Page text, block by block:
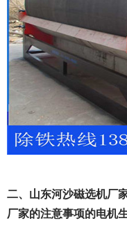
二、山东河沙磁选机厂
厂家的注意事项的电机